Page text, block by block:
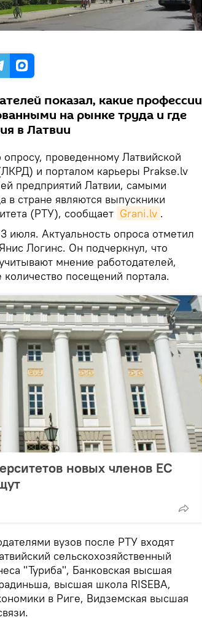
показал, какие профессии
на рынке труда и где
в Латвии
опросу, проведенному Латвийской
и порталом карьеры Prakse.lv
предприятий Латвии, самыми
в стране являются выпускники
(РТУ), сообщает Grani.lv .
июля. Актуальность опроса отметил
Логинс. Он подчеркнул, что
мнение работодателей,
количество посещений портала.
новых членов ЕС
вузов после РТУ входят
сельскохозяйственный
"Туриба", Банковская высшая
высшая школа RISEBA,
в Риге, Видземская высшая